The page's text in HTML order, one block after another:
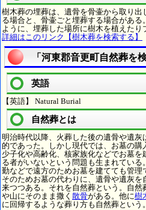
樹木葬の埋葬は、遺骨を骨壷から取り
る場合と、骨壷ごと埋葬する場合があ
ように、埋葬した場所に樹木を植えたり
詳細はこのリンク【樹木葬を検索する】
「河東郡音更町自然葬を
英語
【英語】 Natural Burial
自然葬とは
明治時代以降、火葬した後の遺骨や遺灰
的であった。しかし現代では、お墓の
少子化や高齢化、核家族化などでお墓
る者がいないという問題も生まれてい
勤などで遠方のためお墓を建てても管理
そのためお墓の代わりに、遺骨や遺灰
来つつある。それを自然葬という。自
や山にそのまま撒く 散骨がある。他に樹
に回帰するような葬り方も自然葬という。